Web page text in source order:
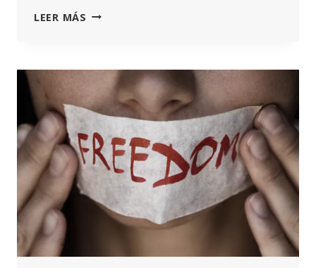
LEER MÁS UN
ENVÍA
CARTA
ABIERTA
AL
«COMITÉ
CONJUNTO
VACUNACIÓN
INMUNIZACIÓN»